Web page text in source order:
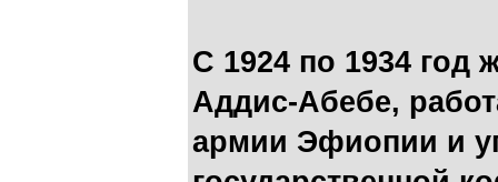
С 1924 по 1934 год
Аддис-Абебе,
армии Эфиопии и